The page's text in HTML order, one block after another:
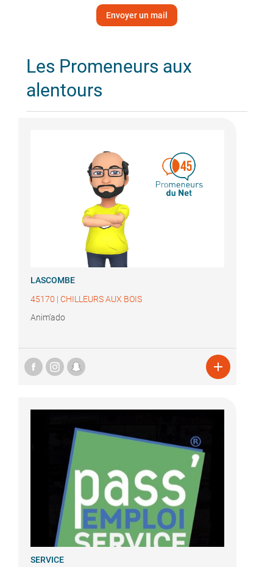
Envoyer un mail
Les Promeneurs aux
alentours
LASCOMBE
45170 | CHILLEURS AUX BOIS
Anim'ado

SERVICE